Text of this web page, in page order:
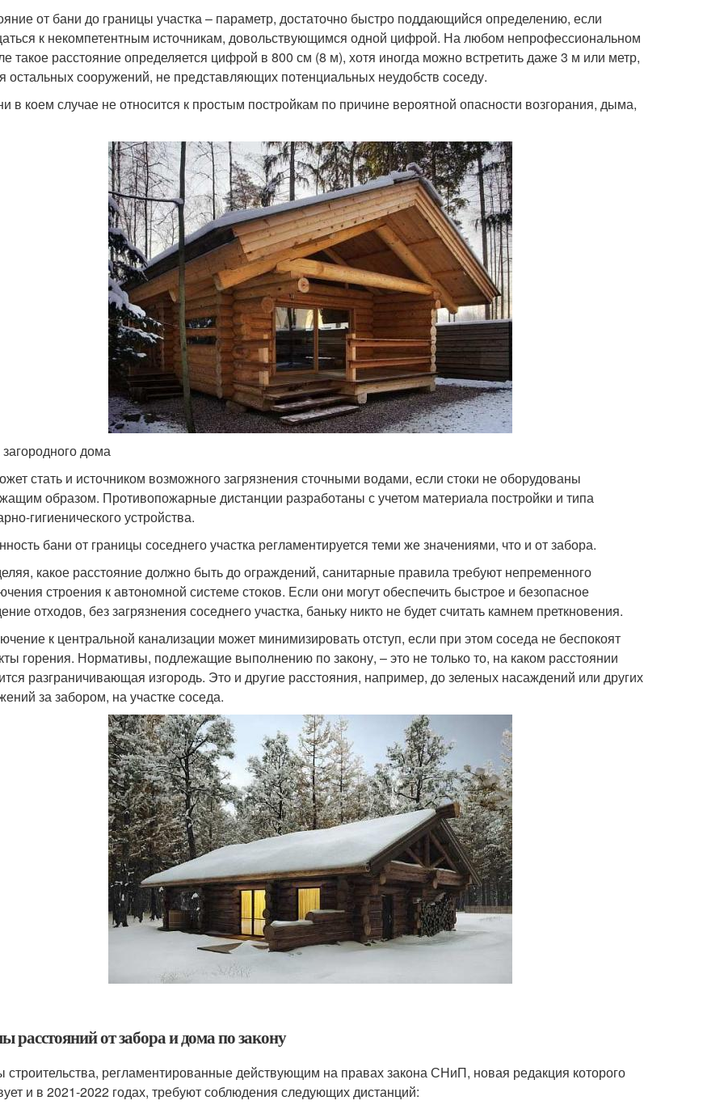
от бани до границы участка – параметр, достаточно быстро поддающийся определению, если
к некомпетентным источникам, довольствующимся одной цифрой. На любом непрофессиональном
такое расстояние определяется цифрой в 800 см (8 м), хотя иногда можно встретить даже 3 м или метр,
остальных сооружений, не представляющих потенциальных неудобств соседу.
в коем случае не относится к простым постройкам по причине вероятной опасности возгорания, дыма,
дома
стать и источником возможного загрязнения сточными водами, если стоки не оборудованы
образом. Противопожарные дистанции разработаны с учетом материала постройки и типа
гигиенического устройства.
бани от границы соседнего участка регламентируется теми же значениями, что и от забора.
какое расстояние должно быть до ограждений, санитарные правила требуют непременного
строения к автономной системе стоков. Если они могут обеспечить быстрое и безопасное
отходов, без загрязнения соседнего участка, баньку никто не будет считать камнем преткновения.
к центральной канализации может минимизировать отступ, если при этом соседа не беспокоят
горения. Нормативы, подлежащие выполнению по закону, – это не только то, на каком расстоянии
разграничивающая изгородь. Это и другие расстояния, например, до зеленых насаждений или других
за забором, на участке соседа.
расстояний от забора и дома по закону
регламентированные действующим на правах закона СНиП, новая редакция которого
и в 2021-2022 годах, требуют соблюдения следующих дистанций: